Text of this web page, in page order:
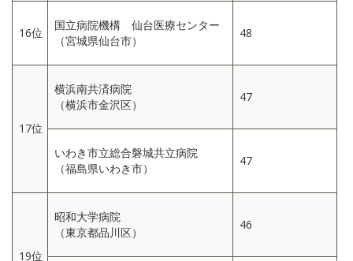
16位
国立病院機構 仙台医療センター
（宮城県仙台市）
48
17位
横浜南共済病院
（横浜市金沢区）
47
いわき市立総合磐城共立病院
（福島県いわき市）
47
19位
昭和大学病院
（東京都品川区）
46